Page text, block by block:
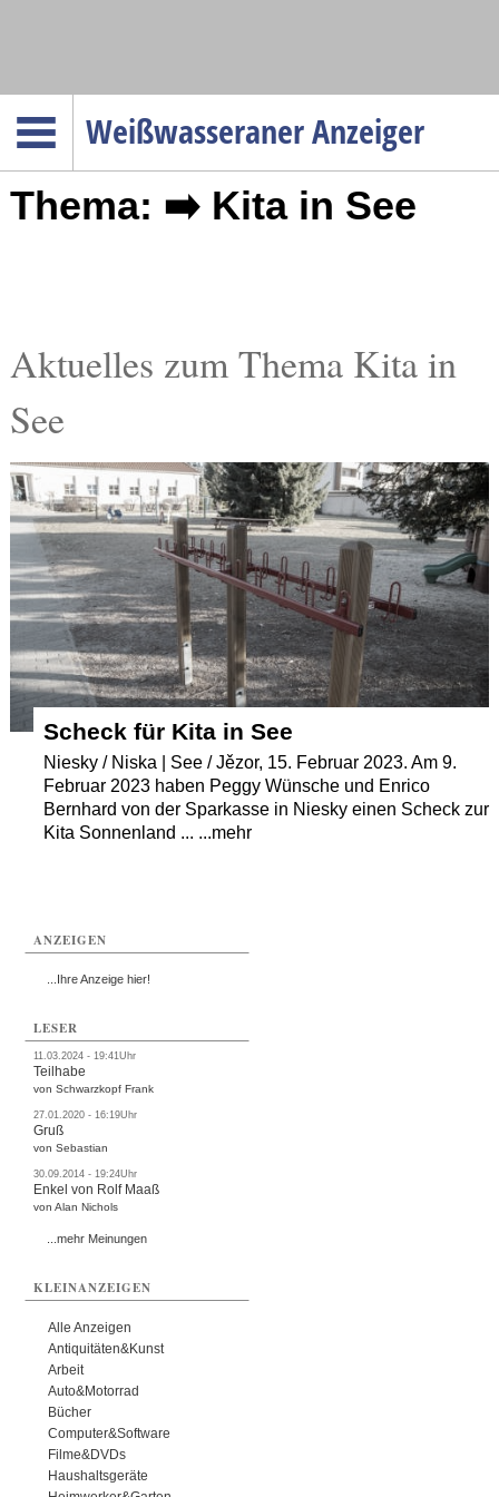
Weißwasseraner Anzeiger
Menüpunkte
Startseite
Verkehr
Gesundheit
Sport
Termine
Kostenlos
Thema: ➡️ Kita in See
Aktuelles zum Thema Kita in
See
Scheck für Kita in See
Niesky / Niska | See / Jězor, 15. Februar 2023. Am 9.
Februar 2023 haben Peggy Wünsche und Enrico
Bernhard von der Sparkasse in Niesky einen Scheck zur
Kita Sonnenland ... ...mehr
ANZEIGEN
...Ihre Anzeige hier!
LESER
11.03.2024 - 19:41Uhr
Teilhabe
von Schwarzkopf Frank
27.01.2020 - 16:19Uhr
Gruß
von Sebastian
30.09.2014 - 19:24Uhr
Enkel von Rolf Maaß
von Alan Nichols
...mehr Meinungen
KLEINANZEIGEN
Alle Anzeigen
Antiquitäten&Kunst
Arbeit
Auto&Motorrad
Bücher
Computer&Software
Filme&DVDs
Haushaltsgeräte